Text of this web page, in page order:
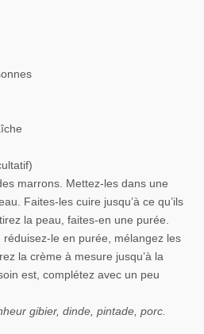
marrons. Mettez-les dans une
Faites-les cuire jusqu’à ce qu’ils
la peau, faites-en une purée.
le en purée, mélangez les
la crème à mesure jusqu’à la
est, complétez avec un peu
gibier, dinde, pintade, porc.